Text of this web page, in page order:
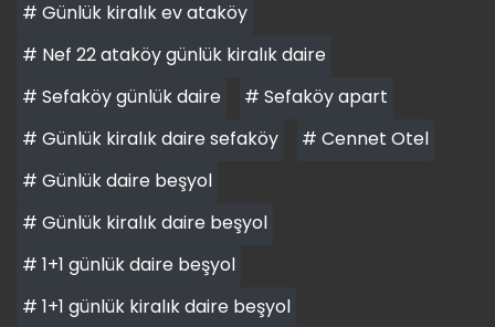
# Günlük kiralık ev ataköy
# Nef 22 ataköy günlük kiralık daire
# Sefaköy günlük daire
# Sefaköy apart
# Günlük kiralık daire sefaköy
# Cennet Otel
# Günlük daire beşyol
# Günlük kiralık daire beşyol
# 1+1 günlük daire beşyol
# 1+1 günlük kiralık daire beşyol